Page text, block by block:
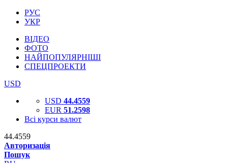
РУС
УКР
ВІДЕО
ФОТО
НАЙПОПУЛЯРНІШІ
СПЕЦПРОЕКТИ
USD
USD 44.4559
EUR 51.2598
Всі курси валют
44.4559
Авторизація
Пошук